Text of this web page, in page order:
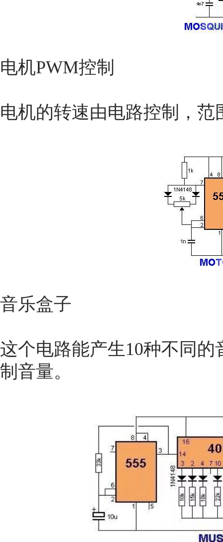
电机PWM控制
电机的转速由电路控制，范
音乐盒子
这个电路能产生10种不同
制音量。